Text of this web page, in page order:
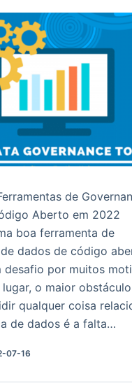
de
Aberto em 2022
boa ferramenta de
dados de código
desafio por muitos
o maior
qualquer coisa
de dados é a falta…
07-16